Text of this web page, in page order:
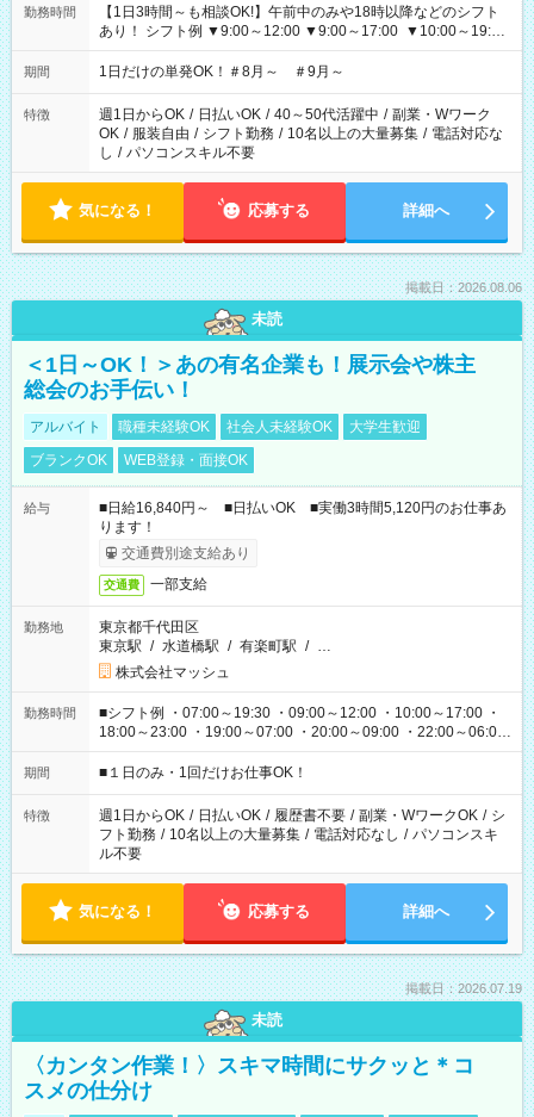
勤務時間
【1日3時間～も相談OK!】午前中のみや18時以降などのシフト
あり！ シフト例 ▼9:00～12:00 ▼9:00～17:00 ▼10:00～19:00
▼18:00～21:00
期間 1日だけの単発OK！＃8月～ ＃9月～
特徴 週1日からOK / 日払いOK / 40～50代活躍中 / 副業・Wワーク
OK / 服装自由 / シフト勤務 / 10名以上の大量募集 / 電話対応な
し / パソコンスキル不要
気になる！ 応募する 詳細へ
掲載日：2026.08.06
未読
＜1日～OK！＞あの有名企業も！展示会や株主
総会のお手伝い！
アルバイト 職種未経験OK 社会人未経験OK
大学生歓迎
ブランクOK
WEB登録・面接OK
給与
■日給16,840円～ ■日払いOK ■実働3時間5,120円のお仕事あ
ります！
交通費別途支給あり
交通費 一部支給
勤務地
東京都千代田区
東京駅 / 水道橋駅 / 有楽町駅 / …
株式会社マッシュ
勤務時間
■シフト例 ・07:00～19:30 ・09:00～12:00 ・10:00～17:00 ・
18:00～23:00 ・19:00～07:00 ・20:00～09:00 ・22:00～06:00
etc ★最短で3時間で5,120円のお仕事から 15時間で2万円近く稼
げるお仕事も！ ご希望のお時間に合わせてご紹介！ ※シフトは
ください！
期間 ■１日のみ・1回だけお仕事OK！
特徴 週1日からOK / 日払いOK / 履歴書不要 / 副業・WワークOK / シ
フト勤務 / 10名以上の大量募集 / 電話対応なし / パソコンスキ
ル不要
気になる！ 応募する 詳細へ
掲載日：2026.07.19
未読
〈カンタン作業！〉スキマ時間にサクッと＊コ
スメの仕分け